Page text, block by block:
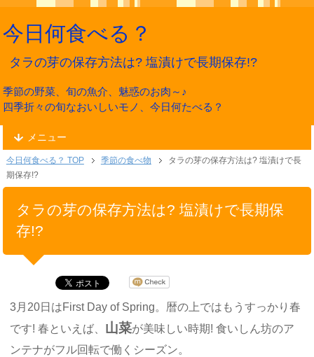
今日何食べる？
タラの芽の保存方法は? 塩漬けで長期保存!?
季節の野菜、旬の魚介、魅惑のお肉～♪
四季折々の旬なおいしいモノ、今日何たべる？
メニュー
今日何食べる？ TOP 季節の食べ物
タラの芽の保存方法は? 塩漬けで長
期保存!?
タラの芽の保存方法は? 塩漬けで長期保
存!?
3月20日はFirst Day of Spring。暦の上ではもうすっかり春
です! 春といえば、 山菜が美味しい時期! 食いしん坊のア
ンテナがフル回転で働くシーズン。